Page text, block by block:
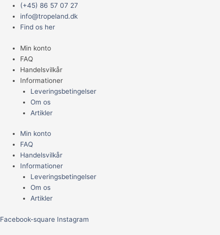
indholdet
(+45) 86 57 07 27
info@tropeland.dk
Find os her
Min konto
FAQ
Handelsvilkår
Informationer
Leveringsbetingelser
Om os
Artikler
Min konto
FAQ
Handelsvilkår
Informationer
Leveringsbetingelser
Om os
Artikler
Facebook-square Instagram
Main
Menu
JR
Farm
Grainless
XXL
Flower
4pk